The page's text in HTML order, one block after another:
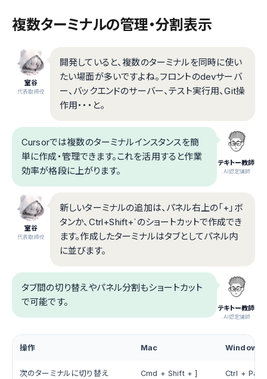
複数ターミナルの管理・分割表示
室谷
代表取締役
開発していると、複数のターミナルを同時に使い
たい場面が多いですよね。フロントのdevサーバ
ー、バックエンドのサーバー、テスト実行用、Git操
作用・・・と。
テキトー教師
.AI認定講師
Cursorでは複数のターミナルインスタンスを簡
単に作成・管理できます。これを活用すると作業
効率が格段に上がります。
室谷
代表取締役
新しいターミナルの追加は、パネル右上の「+」ボ
タンか、Ctrl+Shift+`のショートカットで作成でき
ます。作成したターミナルはタブとしてパネル内
に並びます。
テキトー教師
.AI認定講師
タブ間の切り替えやパネル分割もショートカット
で可能です。
操作 Mac Windows/
次のターミナルに切り替え Cmd + Shift + ] Ctrl +